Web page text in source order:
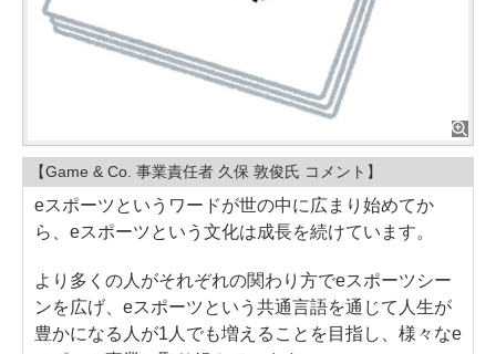
【Game & Co. 事業責任者 久保 敦俊氏 コメント】
eスポーツというワードが世の中に広まり始めてか
ら、eスポーツという文化は成長を続けています。
より多くの人がそれぞれの関わり方でeスポーツシー
ンを広げ、eスポーツという共通言語を通じて人生が
豊かになる人が1人でも増えることを目指し、様々なe